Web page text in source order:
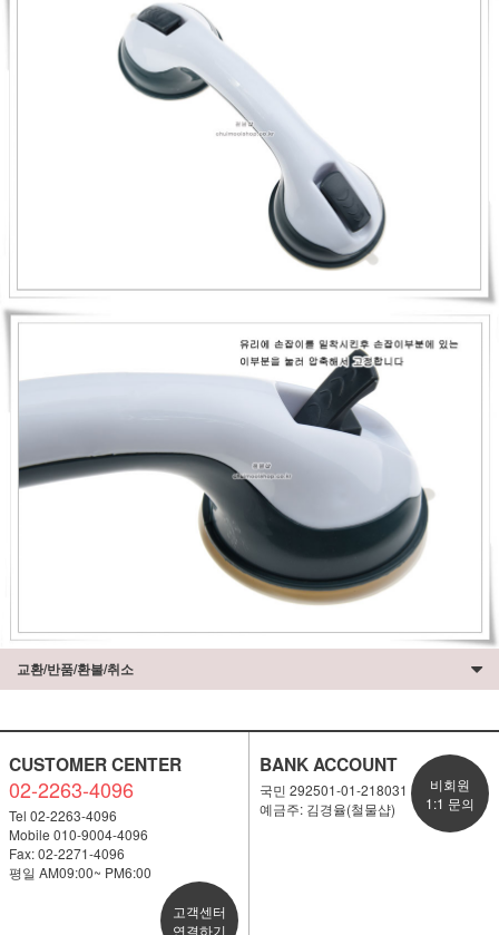
교환/반품/환불/취소
CUSTOMER CENTER
02-2263-4096
Tel 02-2263-4096
Mobile 010-9004-4096
Fax: 02-2271-4096
평일 AM09:00~ PM6:00
고객센터
연결하기
BANK ACCOUNT
국민 292501-01-218031
예금주: 김경율(철물샵)
비회원
1:1 문의